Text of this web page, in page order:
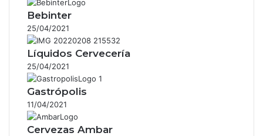
Bebinter
25/04/2021
Líquidos Cervecería
25/04/2021
Gastrópolis
11/04/2021
Cervezas Ambar